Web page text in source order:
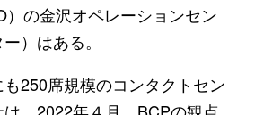
の金沢オペレーションセン
）はある。
250席規模のコンタクトセン